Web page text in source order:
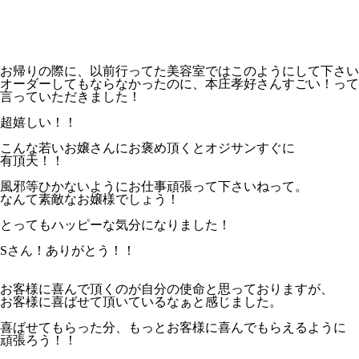
お帰りの際に、以前行ってた美容室ではこのようにして下さ
オーダーしてもならなかったのに、本庄孝好さんすごい！って
言っていただきました！
超嬉しい！！
こんな若いお嬢さんにお褒め頂くとオジサンすぐに
有頂天！！
風邪等ひかないようにお仕事頑張って下さいねって。
なんて素敵なお嬢様でしょう！
とってもハッピーな気分になりました！
Sさん！ありがとう！！
お客様に喜んで頂くのが自分の使命と思っておりますが、
お客様に喜ばせて頂いているなぁと感じました。
喜ばせてもらった分、もっとお客様に喜んでもらえるように
頑張ろう！！